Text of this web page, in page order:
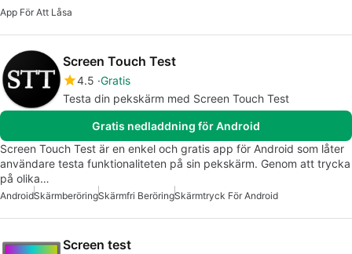
App För Att Låsa
Screen Touch Test
4.5 Gratis
Testa din pekskärm med Screen Touch Test
Gratis nedladdning för Android
Screen Touch Test är en enkel och gratis app för Android som låter
användare testa funktionaliteten på sin pekskärm. Genom att trycka
på olika…
AndroidSkärmberöringSkärmfri BeröringSkärmtryck För Android
Screen test